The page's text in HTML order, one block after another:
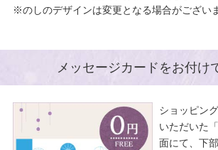
※のしのデザインは変更となる場合がござい
メッセージカードをお付け
ショッピン
いただいた
面にて、下